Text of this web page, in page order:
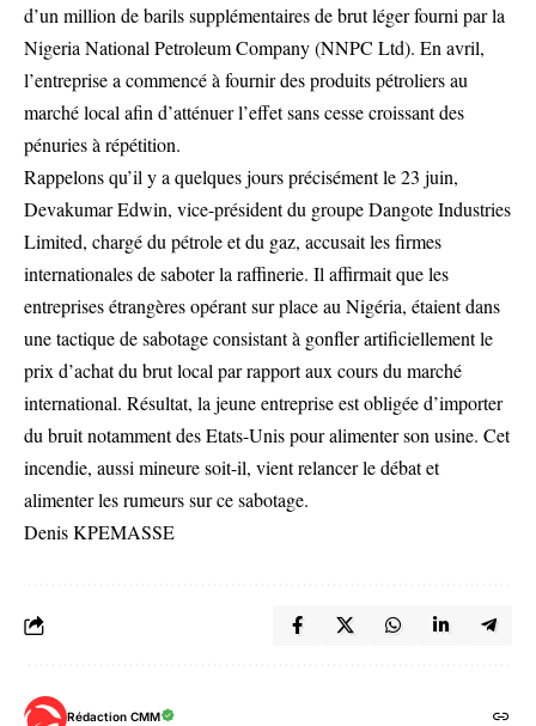
d’un million de barils supplémentaires de brut léger fourni par la
Nigeria National Petroleum Company (NNPC Ltd). En avril,
l’entreprise a commencé à fournir des produits pétroliers au
marché local afin d’atténuer l’effet sans cesse croissant des
pénuries à répétition.
Rappelons qu’il y a quelques jours précisément le 23 juin,
Devakumar Edwin, vice-président du groupe Dangote Industries
Limited, chargé du pétrole et du gaz, accusait les firmes
internationales de saboter la raffinerie. Il affirmait que les
entreprises étrangères opérant sur place au Nigéria, étaient dans
une tactique de sabotage consistant à gonfler artificiellement le
prix d’achat du brut local par rapport aux cours du marché
international. Résultat, la jeune entreprise est obligée d’importer
du bruit notamment des Etats-Unis pour alimenter son usine. Cet
incendie, aussi mineure soit-il, vient relancer le débat et
alimenter les rumeurs sur ce sabotage.
Denis KPEMASSE
Rédaction CMM